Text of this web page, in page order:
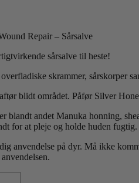
Repair – Sårsalve
sårsalve til heste!
skrammer, sårskorper
blidt området. Påfør Silver
blandt andet Manuka honning,
for at pleje og holde huden
anvendelse på dyr. Må ikke